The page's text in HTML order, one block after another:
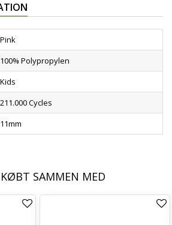
Pink
100% Polypropylen
Kids
211.000 Cycles
11mm
SAMMEN MED